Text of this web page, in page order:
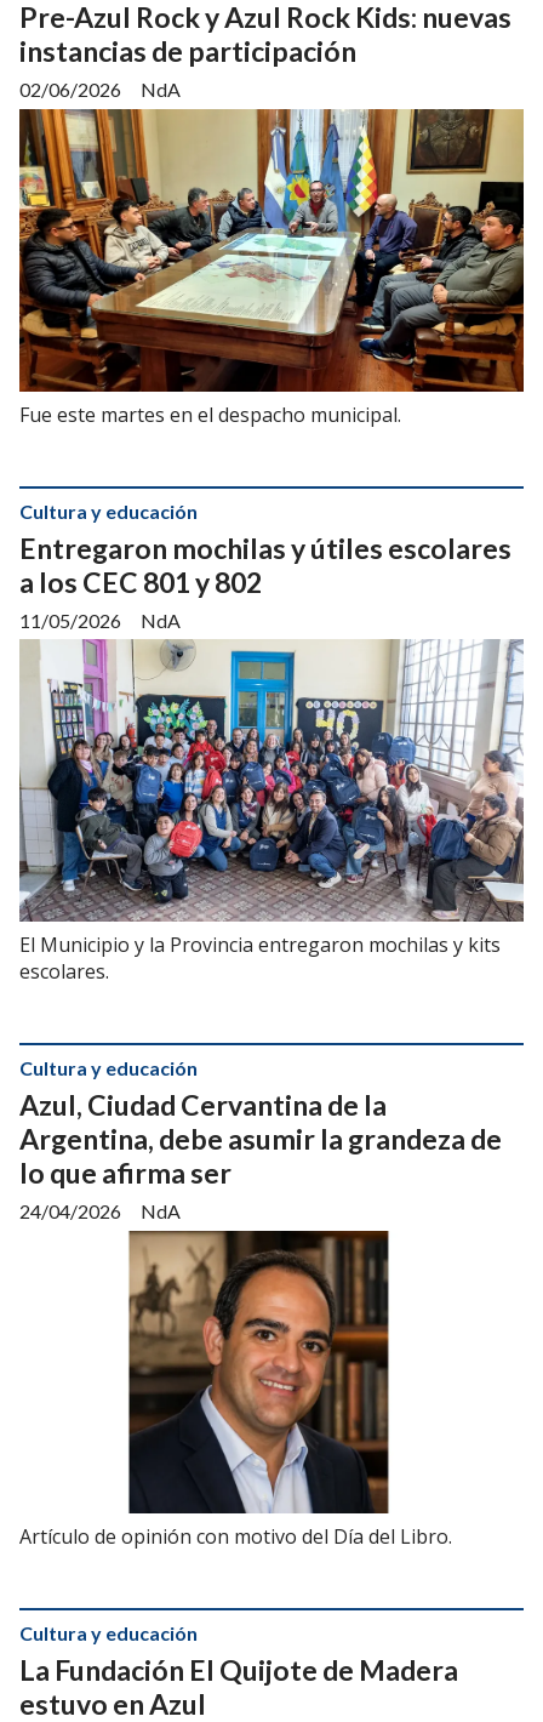
Pre-Azul Rock y Azul Rock Kids: nuevas
instancias de participación
NdA
02/06/2026
Fue este martes en el despacho municipal.
Entregaron mochilas y útiles escolares
a los CEC 801 y 802
NdA
Cultura y educación
11/05/2026
El Municipio y la Provincia entregaron mochilas y kits
escolares.
Azul, Ciudad Cervantina de la
Argentina, debe asumir la grandeza de
lo que afirma ser
NdA
Cultura y educación
24/04/2026
Artículo de opinión con motivo del Día del Libro.
La Fundación El Quijote de Madera
estuvo en Azul
Cultura y educación